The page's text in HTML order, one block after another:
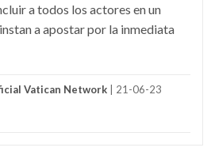
a todos los actores en un
a apostar por la inmediata
Vatican Network | 21-06-23